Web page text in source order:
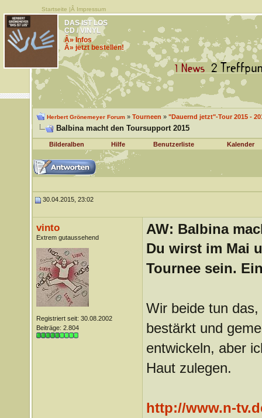
Startseite |Â Impressum
DAS IST LOS
CD / VINYL
Â» Infos
Â» jetzt bestellen!
Herbert Grönemeyer Forum» Tourneen » "Dauernd jetzt"-Tour 2015 -
Balbina macht den Toursupport 2015
Bilderalben Hilfe Benutzerliste Kalender
30.04.2015, 23:02
vinto
Extrem gutaussehend
Registriert seit: 30.08.2002
Beiträge: 2.804
AW: Balbina
Du wirst im Mai
Tournee sein.
Wir beide tun
bestärkt und
entwickeln, aber
Haut zulegen.
http://www.n-